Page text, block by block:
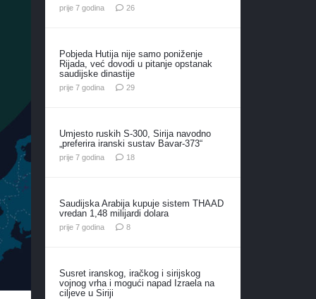
prije 7 godina 26komentara
Pobjeda Hutija nije samo poniženje
Rijada, već dovodi u pitanje opstanak
saudijske dinastije
prije 7 godina 29komentara
Umjesto ruskih S-300, Sirija navodno
„preferira iranski sustav Bavar-373“
prije 7 godina 18komentara
Saudijska Arabija kupuje sistem THAAD
vredan 1,48 milijardi dolara
prije 7 godina 8komentara
Susret iranskog, iračkog i sirijskog
vojnog vrha i mogući napad Izraela na
ciljeve u Siriji